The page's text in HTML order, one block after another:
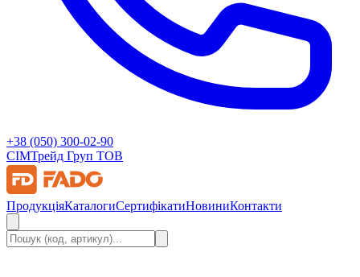
+38 (050) 300-02-90
СІМТрейд Груп ТОВ
ПродукціяКаталогиСертифікатиНовиниКонтакти